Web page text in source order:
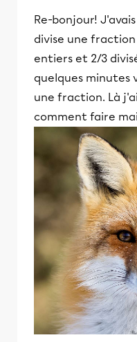
Re-bonjour!
divise une fraction
entiers et 2/3
quelques minutes
une fraction. Là
comment faire